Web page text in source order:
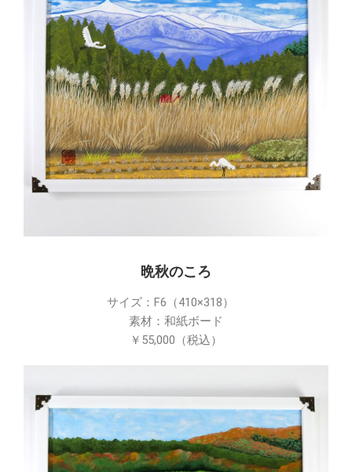
晩秋のころ
サイズ：F6（410×318）
素材：和紙ボード
￥55,000（税込）